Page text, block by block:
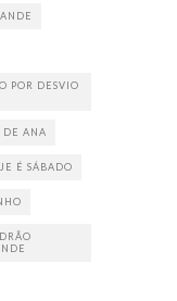
POR DESVIO
DE ANA
É SÁBADO